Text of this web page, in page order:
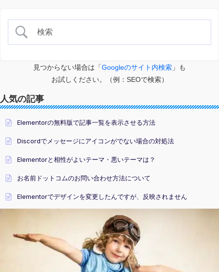
見つからない場合は「Googleのサイト内検索 」も
お試しください。（例：SEOで検索）
人気の記事
Elementorの無料版で記事一覧を表示させる方法
Discordでメッセージにアイコンがでない場合の対処法
Elementorと相性がよいテーマ・悪いテーマは？
お名前ドットコムのお問い合わせ方法について
Elementorでデザインを変更したんですが、反映されません